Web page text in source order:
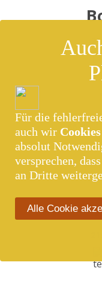
66 %
Für die
auch wir Cookies
absolut
versprechen,
an Dritte
Alle Cookie